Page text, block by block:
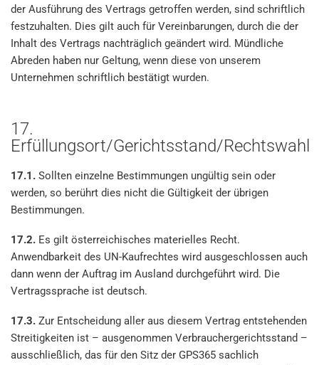
der Ausführung des Vertrags getroffen werden, sind schriftlich
festzuhalten. Dies gilt auch für Vereinbarungen, durch die der
Inhalt des Vertrags nachträglich geändert wird. Mündliche
Abreden haben nur Geltung, wenn diese von unserem
Unternehmen schriftlich bestätigt wurden.
17.
Erfüllungsort/Gerichtsstand/Rechtswahl
17.1. Sollten einzelne Bestimmungen ungültig sein oder
werden, so berührt dies nicht die Gültigkeit der übrigen
Bestimmungen.
17.2. Es gilt österreichisches materielles Recht.
Anwendbarkeit des UN-Kaufrechtes wird ausgeschlossen auch
dann wenn der Auftrag im Ausland durchgeführt wird. Die
Vertragssprache ist deutsch.
17.3. Zur Entscheidung aller aus diesem Vertrag entstehenden
Streitigkeiten ist – ausgenommen Verbrauchergerichtsstand –
ausschließlich, das für den Sitz der GPS365 sachlich